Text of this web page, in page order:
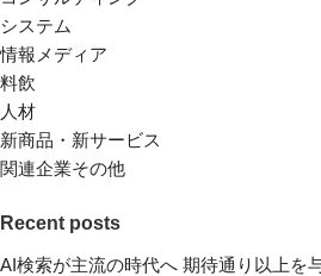
システム
情報メディア
料飲
人材
新商品・新サービス
関連企業その他
Recent posts
AI検索が主流の時代へ 期待通り以上を